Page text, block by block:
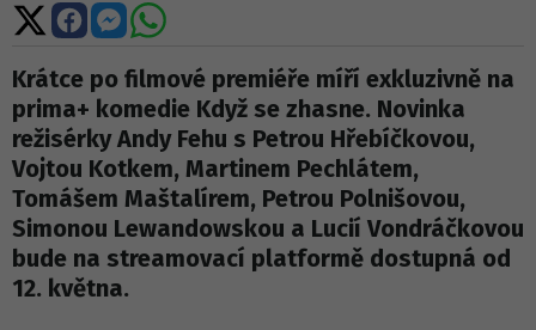
Sdílet
na
X
Sdílet
na
Facebooku
Sdílet
na
Messengeru
Sdílet
WhatsApp
Krátce po filmové premiéře míří exkluzivně na
prima+ komedie Když se zhasne. Novinka
režisérky Andy Fehu s Petrou Hřebíčkovou,
Vojtou Kotkem, Martinem Pechlátem,
Tomášem Maštalírem, Petrou Polnišovou,
Simonou Lewandowskou a Lucií Vondráčkovou
bude na streamovací platformě dostupná od
12. května.